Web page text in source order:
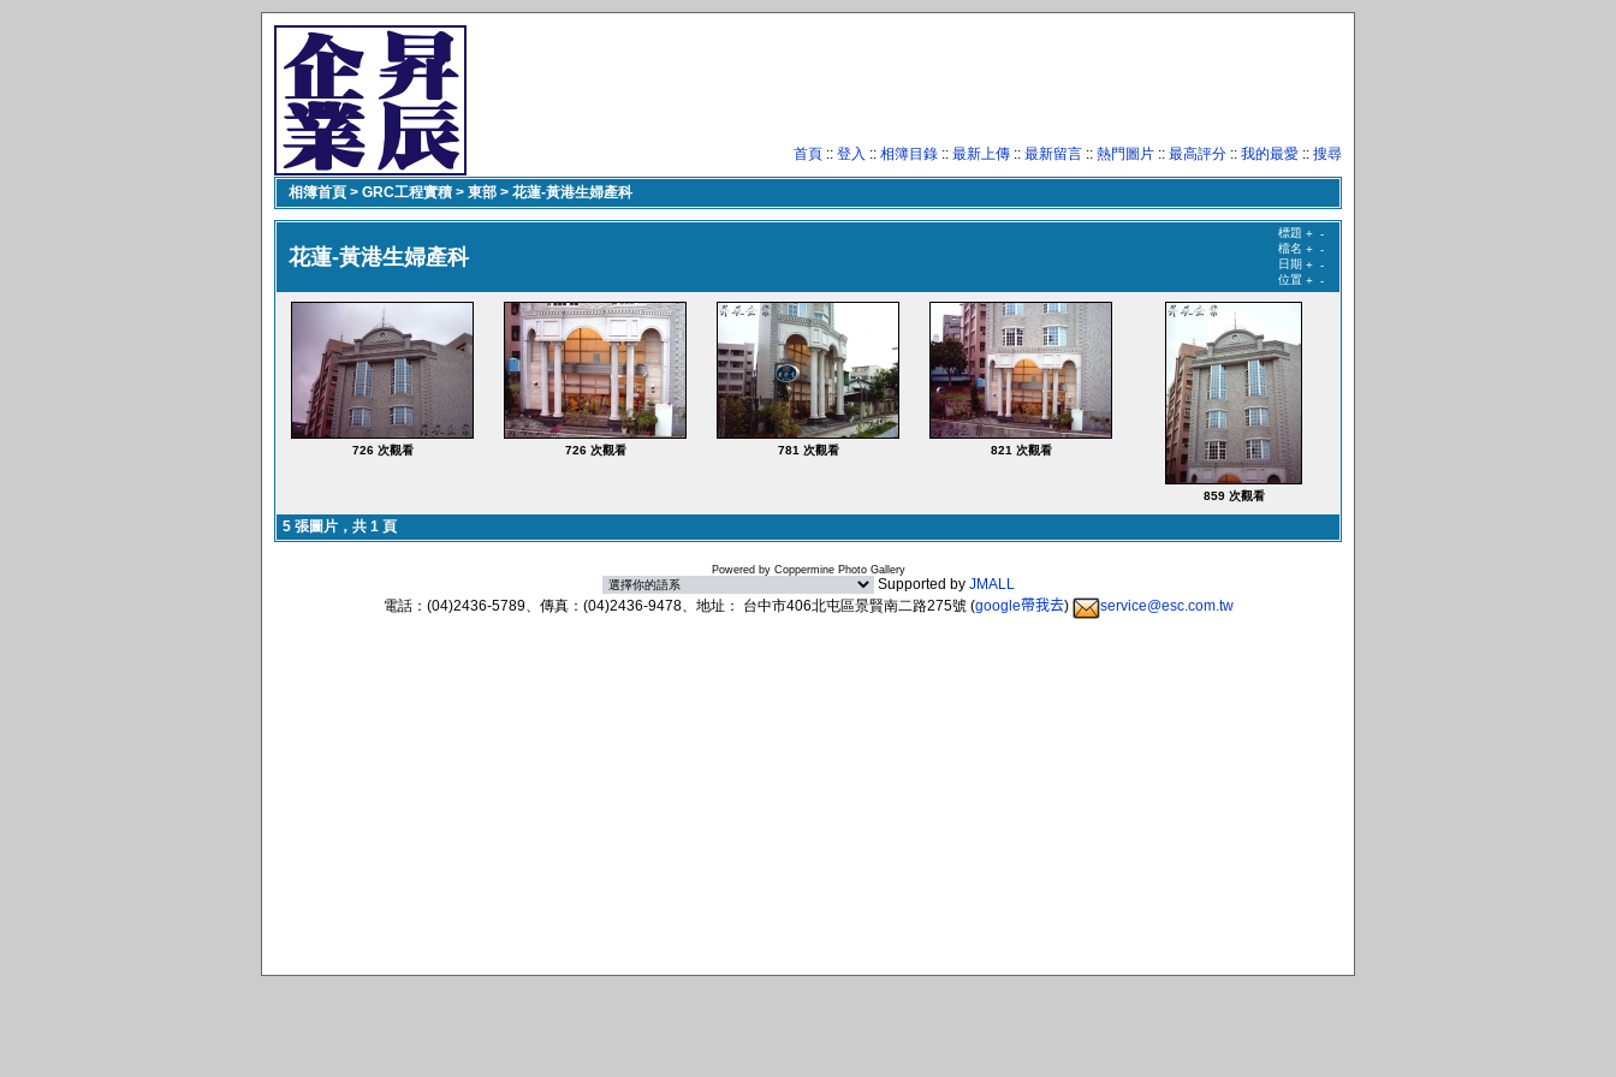
首頁 :: 登入 :: 相簿目錄 :: 最新上傳 :: 最新留言 :: 熱門圖片 :: 最高評分 :: 我的最愛 :: 搜尋
相簿首頁 > GRC工程實積 > 東部 > 花蓮-黃港生婦產科
花蓮-黃港生婦產科
標題 + -
檔名 + -
日期 + -
位置 + -
726 次觀看 726 次觀看 781 次觀看 821 次觀看
859 次觀看
5 張圖片，共 1 頁
Powered by Coppermine Photo Gallery
Supported by JMALL
電話：(04)2436-5789、傳真：(04)2436-9478、地址： 台中市406北屯區景賢南二路275號(google帶我去) service@esc.com.tw